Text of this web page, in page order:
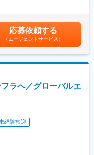
理
用
解消の推進
労務実務全般の統括（外部
運用フェーズへの対応
リプレース検討
ンバー採用も）
よび保健師との連携
月）賃金はあくまでも目安
可能性があります。月給(月
応募依頼する
（エージェントサービス）
ラへ／グローバルエ
経験歓迎